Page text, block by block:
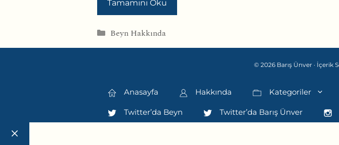
Tamamını Oku
Kategoriler
Beyn Hakkında
© 2026 Barış Ünver · İçerik
Anasayfa Hakkında Kategoriler
Twitter’da Beyn Twitter’da Barış Ünver